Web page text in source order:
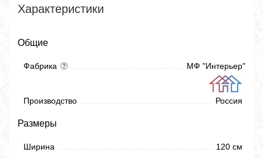
Характеристики
Общие
Фабрика МФ "Интерьер"
Производство Россия
Размеры
Ширина
120 см